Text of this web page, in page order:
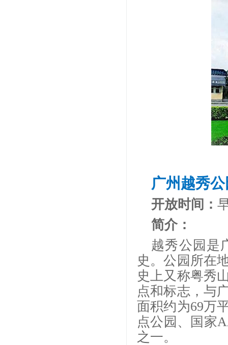
广州越秀
开放时间：
简介：
越秀公园是
史。公园所在
史上又称粤秀
点和标志，与
面积约为69万
点公园、国家
之一。